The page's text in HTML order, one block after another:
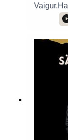
ekonomi
föreläst
idag ska
fakta
hur man